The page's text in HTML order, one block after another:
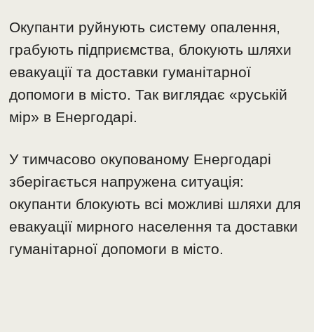
Окупанти руйнують систему опалення,
грабують підприємства, блокують шляхи
евакуації та доставки гуманітарної
допомоги в місто. Так виглядає «руській
мір» в Енергодарі.
У тимчасово окупованому Енергодарі
зберігається напружена ситуація:
окупанти блокують всі можливі шляхи для
евакуації мирного населення та доставки
гуманітарної допомоги в місто.